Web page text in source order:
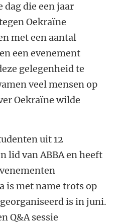
dag die een jaar
Oekraïne
met een aantal
een evenement
gelegenheid te
veel mensen op
Oekraïne wilde
uit 12
lid van ABBA en heeft
is met name trots op
is in juni.
Q&A sessie